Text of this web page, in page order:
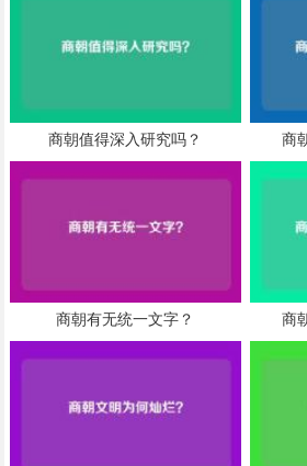
商朝值得深入研究吗？ 商
商朝有无统一文字？ 商